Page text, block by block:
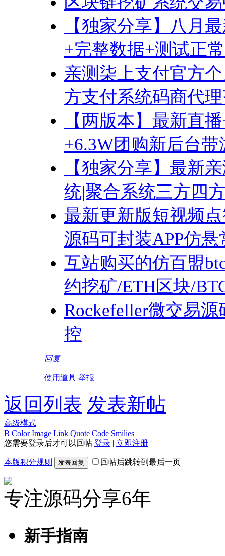
【独家分享】八月
+完整数据+测试正常
亲测柒上支付官方
方支付系统码商代
【两版本】最新直
+6.3W团购新后台
【独家分享】最新
统|聚合系统三方四
最新更新版短视频
源码可封装APP仿悬
互站购买的仿百盟
约挖矿/ETH区块/
Rockefeller微交易
控
回复
使用道具 举报
返回列表 发表新帖
高级模式
B Color Image Link Quote Code Smilies
您需要登录后才可以回帖 登录 | 立即注册
本版积分规则 发表回复 回帖后跳转到最后一页
专注源码分享6年
新手指南